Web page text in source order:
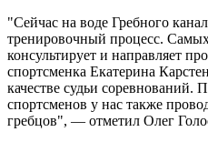
"Сейчас на воде Гребного
тренировочный процесс.
консультирует и направляет
спортсменка Екатерина
качестве судьи соревнований.
спортсменов у нас также
гребцов", — отметил Олег